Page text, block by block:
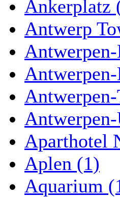
Ankerplatz
Antwerp
Aparthotel
Aplen (1)
Aquarium